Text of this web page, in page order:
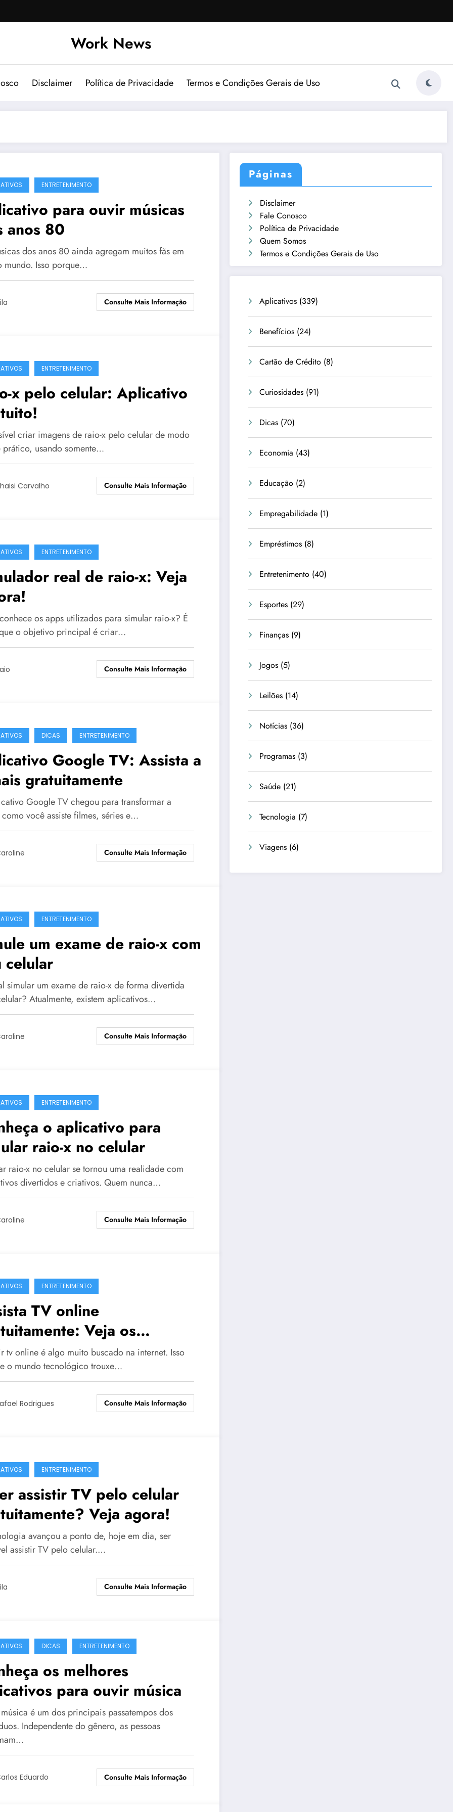
Work News
Disclaimer Política de Privacidade Termos e Condições Gerais de Uso
ENTRETENIMENTO
para ouvir músicas
anos 80
dos anos 80 ainda agregam muitos fãs em
mundo. Isso porque…
Consulte Mais Informação
ENTRETENIMENTO
x pelo celular: Aplicativo
criar imagens de raio-x pelo celular de modo
usando somente…
Carvalho Consulte Mais Informação
ENTRETENIMENTO
real de raio-x: Veja
os apps utilizados para simular raio-x? É
o objetivo principal é criar…
Consulte Mais Informação
DICAS ENTRETENIMENTO
Google TV: Assista a
gratuitamente
Google TV chegou para transformar a
você assiste filmes, séries e…
Consulte Mais Informação
ENTRETENIMENTO
um exame de raio-x com
celular
simular um exame de raio-x de forma divertida
Atualmente, existem aplicativos…
Consulte Mais Informação
ENTRETENIMENTO
o aplicativo para
raio-x no celular
raio-x no celular se tornou uma realidade com
divertidos e criativos. Quem nunca…
Consulte Mais Informação
ENTRETENIMENTO
TV online
Veja os
aplicativos!
tv online é algo muito buscado na internet. Isso
o mundo tecnológico trouxe…
Rodrigues Consulte Mais Informação
ENTRETENIMENTO
assistir TV pelo celular
Veja agora!
avançou a ponto de, hoje em dia, ser
assistir TV pelo celular.…
Consulte Mais Informação
DICAS ENTRETENIMENTO
os melhores
para ouvir música
é um dos principais passatempos dos
Independente do gênero, as pessoas
Eduardo Consulte Mais Informação
Páginas
Disclaimer
Fale Conosco
Política de Privacidade
Quem Somos
Termos e Condições Gerais de Uso
Aplicativos (339)
Benefícios (24)
Cartão de Crédito (8)
Curiosidades (91)
Dicas (70)
Economia (43)
Educação (2)
Empregabilidade (1)
Empréstimos (8)
Entretenimento (40)
Esportes (29)
Finanças (9)
Jogos (5)
Leilões (14)
Notícias (36)
Programas (3)
Saúde (21)
Tecnologia (7)
Viagens (6)